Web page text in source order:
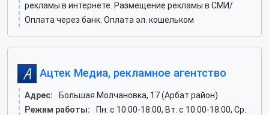
рекламы в интернете. Размещение рекламы в СМИ/
Оплата через банк. Оплата эл. кошельком
Ацтек Медиа, рекламное агентство
Адрес:
Большая Молчановка, 17 (Арбат район)
Режим работы:
Пн: c 10:00-18:00, Вт: c 10:00-18:00, Ср: